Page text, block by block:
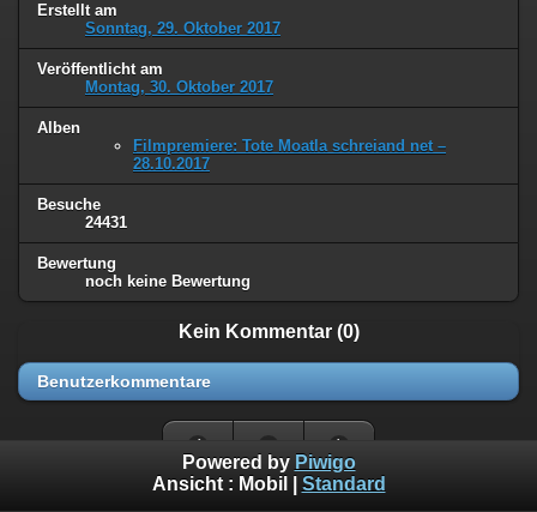
Erstellt am
Sonntag, 29. Oktober 2017
Veröffentlicht am
Montag, 30. Oktober 2017
Alben
Filmpremiere: Tote Moatla schreiand net –
28.10.2017
Besuche
24431
Bewertung
noch keine Bewertung
Kein Kommentar (0)
Benutzerkommentare
Powered by Piwigo
Ansicht : Mobil Standard